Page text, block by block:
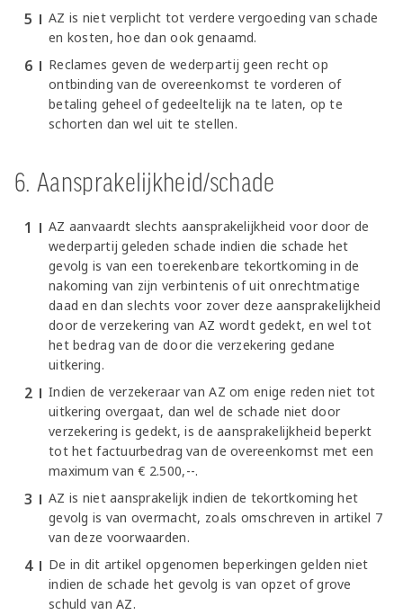
AZ is niet verplicht tot verdere vergoeding van schade
en kosten, hoe dan ook genaamd.
Reclames geven de wederpartij geen recht op
ontbinding van de overeenkomst te vorderen of
betaling geheel of gedeeltelijk na te laten, op te
schorten dan wel uit te stellen.
6. Aansprakelijkheid/schade
AZ aanvaardt slechts aansprakelijkheid voor door de
wederpartij geleden schade indien die schade het
gevolg is van een toerekenbare tekortkoming in de
nakoming van zijn verbintenis of uit onrechtmatige
daad en dan slechts voor zover deze aansprakelijkheid
door de verzekering van AZ wordt gedekt, en wel tot
het bedrag van de door die verzekering gedane
uitkering.
Indien de verzekeraar van AZ om enige reden niet tot
uitkering overgaat, dan wel de schade niet door
verzekering is gedekt, is de aansprakelijkheid beperkt
tot het factuurbedrag van de overeenkomst met een
maximum van € 2.500,--.
AZ is niet aansprakelijk indien de tekortkoming het
gevolg is van overmacht, zoals omschreven in artikel 7
van deze voorwaarden.
De in dit artikel opgenomen beperkingen gelden niet
indien de schade het gevolg is van opzet of grove
schuld van AZ.